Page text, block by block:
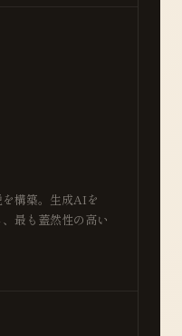
構築。生成AIを
最も蓋然性の高い